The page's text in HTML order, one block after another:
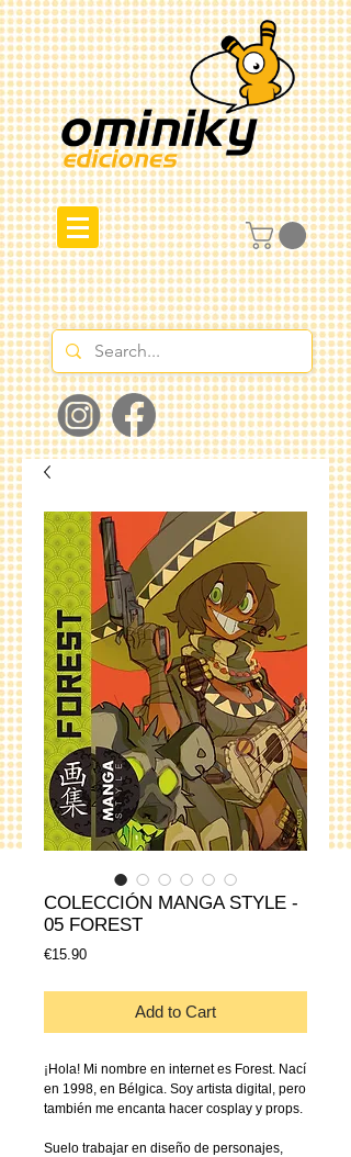
COLECCIÓN MANGA STYLE -
05 FOREST
€15.90Price
Add to Cart
¡Hola! Mi nombre en internet es Forest. Nací
en 1998, en Bélgica. Soy artista digital, pero
también me encanta hacer cosplay y props.
Suelo trabajar en diseño de personajes,